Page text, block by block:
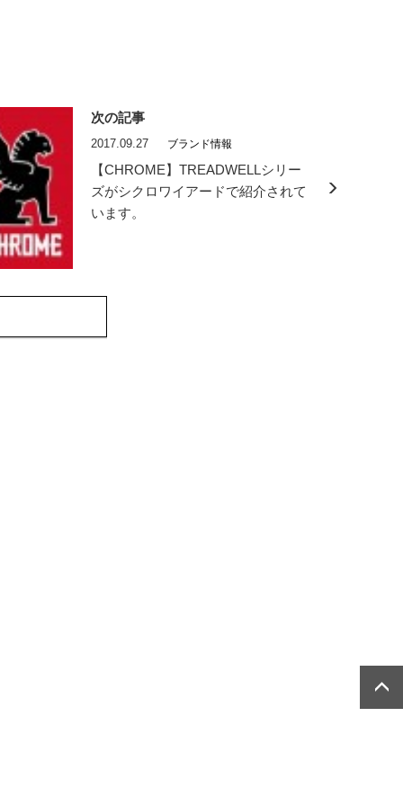
次の記事
2017.09.27 ブランド情報
【CHROME】TREADWELLシリー
ズがシクロワイアードで紹介されて
います。